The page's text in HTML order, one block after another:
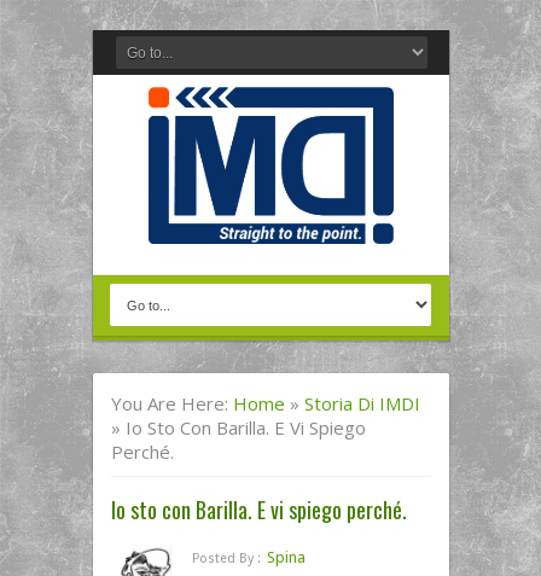
You Are Here: Home » Storia Di IMDI
» Io Sto Con Barilla. E Vi Spiego
Perché.
Io sto con Barilla. E vi spiego perché.
Posted By : Spina